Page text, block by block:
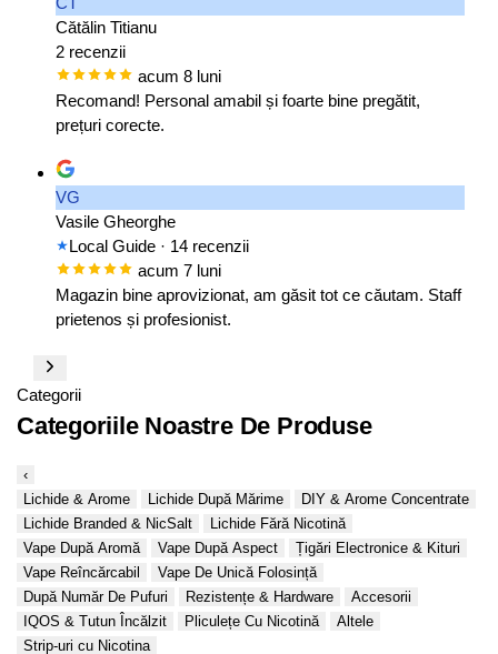
Cătălin Titianu
2 recenzii
acum 8 luni
Recomand! Personal amabil și foarte bine pregătit,
prețuri corecte.
VG
Vasile Gheorghe
Local Guide · 14 recenzii
acum 7 luni
Magazin bine aprovizionat, am găsit tot ce căutam. Staff
prietenos și profesionist.
Categorii
Categoriile Noastre De Produse
‹
Lichide & Arome
Lichide După Mărime
DIY & Arome Concentrate
Lichide Branded & NicSalt
Lichide Fără Nicotină
Vape După Aromă
Vape După Aspect
Țigări Electronice & Kituri
Vape Reîncărcabil
Vape De Unică Folosință
După Număr De Pufuri
Rezistențe & Hardware
Accesorii
IQOS & Tutun Încălzit
Pliculețe Cu Nicotină
Altele
Strip-uri cu Nicotina